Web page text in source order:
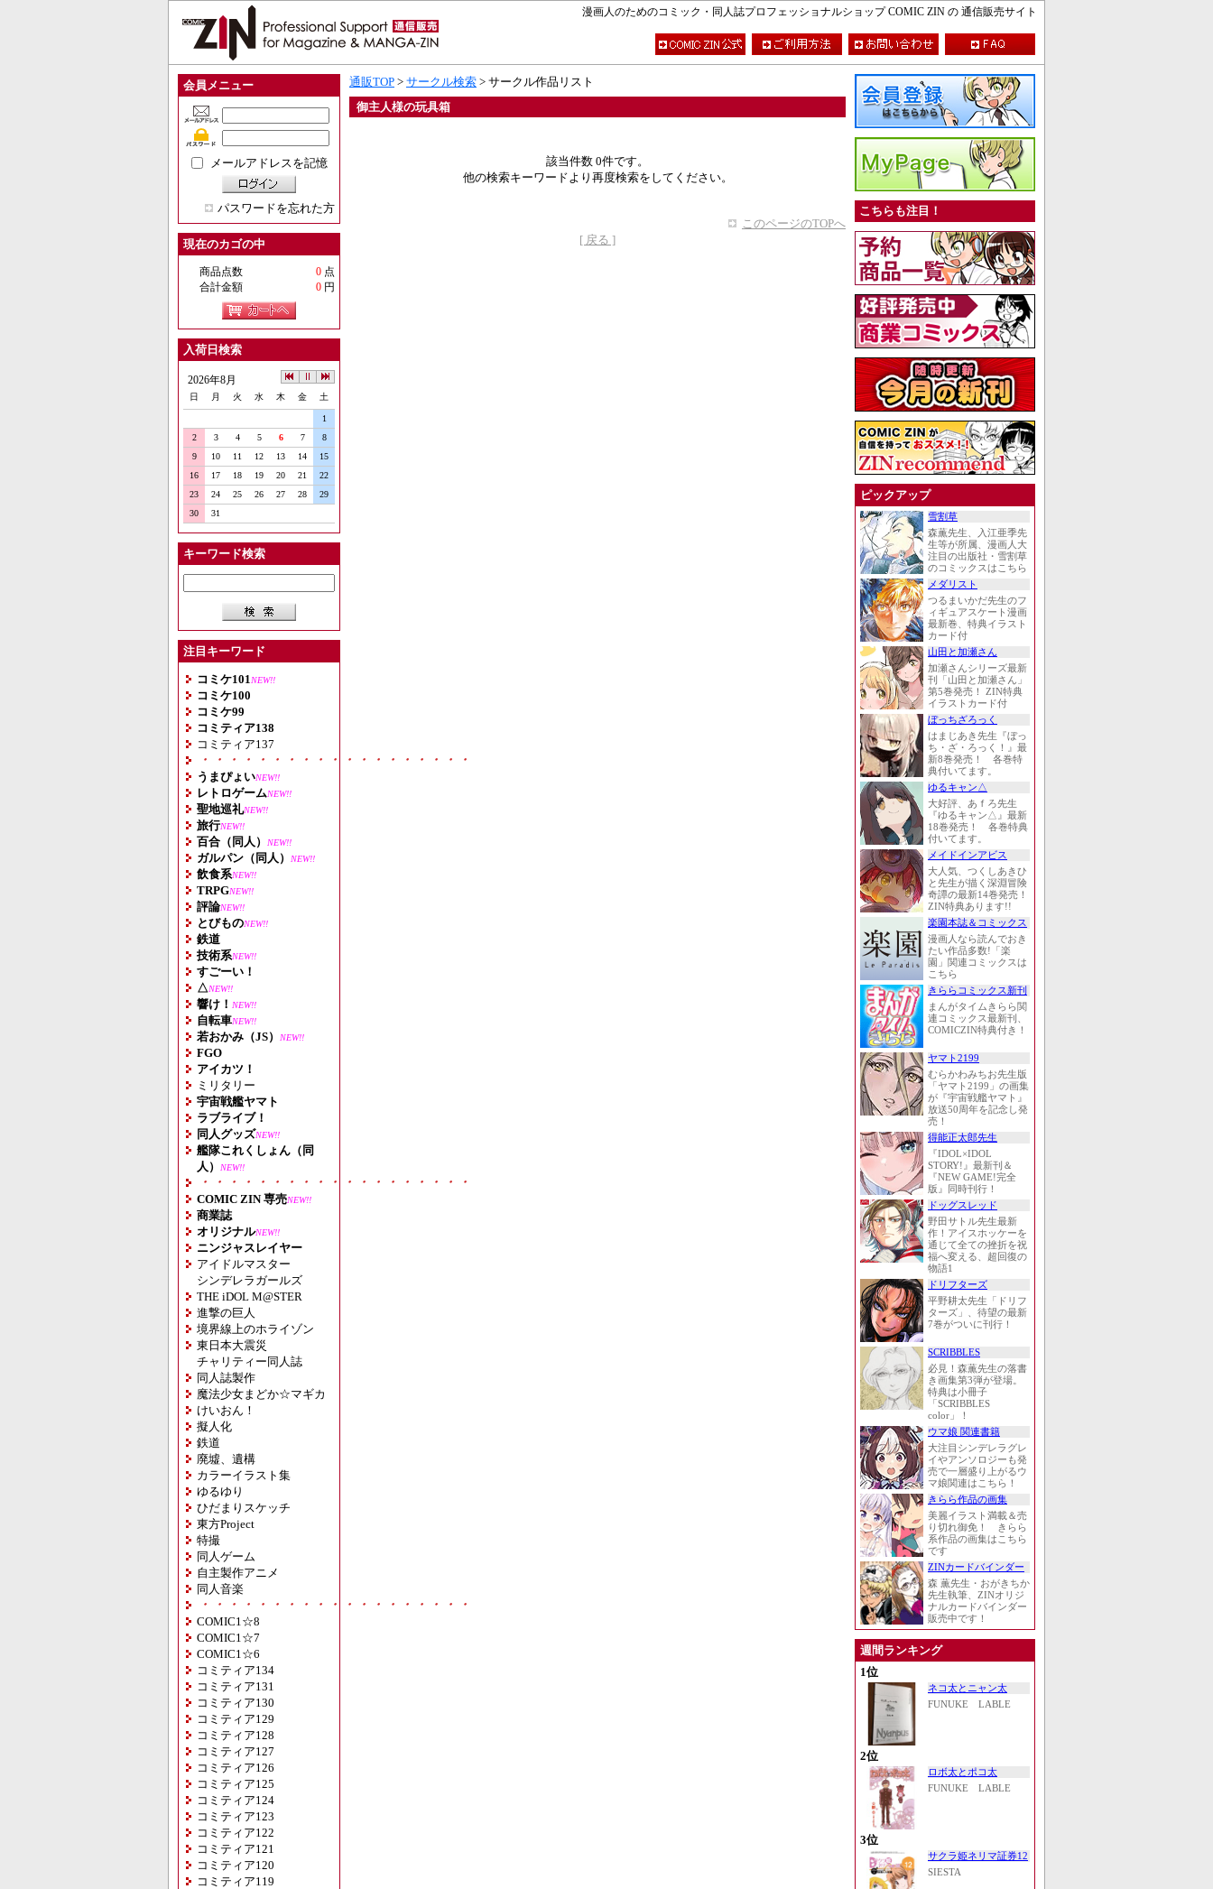
漫画人のためのコミック・同人誌プロフェッショナルショップ COMIC ZIN の 通信販売サイト
会員メニュー
メールアドレスを記憶
パスワードを忘れた方
現在のカゴの中
商品点数 0 点
合計金額
0 円
入荷日検索
2026年8月
日 月 火 水 木 金 土
1
2
3 4 5 6 7
8
9
10 11 12 13 14
15
16
17 18 19 20 21
22
23
24 25 26 27 28
29
30
31
キーワード検索
注目キーワード
コミケ101 NEW!!
コミケ100
コミケ99
コミティア138
コミティア137
・・・・・・・・・・・・・・・・・・・
うまぴょいNEW!!
レトロゲームNEW!!
聖地巡礼NEW!!
旅行NEW!!
百合（同人） NEW!!
ガルパン（同人） NEW!!
飲食系NEW!!
TRPGNEW!!
評論NEW!!
とびものNEW!!
鉄道
技術系NEW!!
すごーい！
△NEW!!
響け！ NEW!!
自転車NEW!!
若おかみ（JS） NEW!!
FGO
アイカツ！
ミリタリー
宇宙戦艦ヤマト
ラブライブ！
同人グッズNEW!!
艦隊これくしょん（同
人）
NEW!!
・・・・・・・・・・・・・・・・・・・
COMIC ZIN 専売NEW!!
商業誌
オリジナルNEW!!
ニンジャスレイヤー
アイドルマスター
シンデレラガールズ
THE iDOL M@STER
進撃の巨人
境界線上のホライゾン
東日本大震災
チャリティー同人誌
同人誌製作
魔法少女まどか☆マギカ
けいおん！
擬人化
鉄道
廃墟、遺構
カラーイラスト集
ゆるゆり
ひだまりスケッチ
東方Project
特撮
同人ゲーム
自主製作アニメ
同人音楽
・・・・・・・・・・・・・・・・・・・
COMIC1☆8
COMIC1☆7
COMIC1☆6
コミティア134
コミティア131
コミティア130
コミティア129
コミティア128
コミティア127
コミティア126
コミティア125
コミティア124
コミティア123
コミティア122
コミティア121
コミティア120
コミティア119
通販TOP > サークル検索 > サークル作品リスト
御主人様の玩具箱
該当件数 0件です。
他の検索キーワードより再度検索をしてください。
このページのTOPへ
[ 戻る ]
こちらも注目！
ピックアップ
雪割草
森薫先生、入江亜季先
生等が所属、漫画人大
注目の出版社・雪割草
のコミックスはこちら
メダリスト
つるまいかだ先生のフ
ィギュアスケート漫画
最新巻、特典イラスト
カード付
山田と加瀬さん
加瀬さんシリーズ最新
刊「山田と加瀬さん」
第5巻発売！ ZIN特典
イラストカード付
ぼっちざろっく
はまじあき先生『ぼっ
ち・ざ・ろっく！』最
新8巻発売！ 各巻特
典付いてます。
ゆるキャン△
大好評、あｆろ先生
『ゆるキャン△』最新
18巻発売！ 各巻特典
付いてます。
メイドインアビス
大人気、つくしあきひ
と先生が描く深淵冒険
奇譚の最新14巻発売！
ZIN特典あります!!
楽園本誌＆コミックス
漫画人なら読んでおき
たい作品多数!「楽
園」関連コミックスは
こちら
きららコミックス新刊
まんがタイムきらら関
連コミックス最新刊、
COMICZIN特典付き！
ヤマト2199
むらかわみちお先生版
「ヤマト2199」の画集
が『宇宙戦艦ヤマト』
放送50周年を記念し発
売！
得能正太郎先生
『IDOL×IDOL
STORY!』最新刊＆
『NEW GAME!完全
版』同時刊行！
ドッグスレッド
野田サトル先生最新
作！アイスホッケーを
通じて全ての挫折を祝
福へ変える、超回復の
物語1
ドリフターズ
平野耕太先生「ドリフ
ターズ」、待望の最新
7巻がついに刊行！
SCRIBBLES
必見！森薫先生の落書
き画集第3弾が登場。
特典は小冊子
「SCRIBBLES
color」！
ウマ娘 関連書籍
大注目シンデレラグレ
イやアンソロジーも発
売で一層盛り上がるウ
マ娘関連はこちら！
きらら作品の画集
美麗イラスト満載＆売
り切れ御免！ きらら
系作品の画集はこちら
です
ZINカードバインダー
森 薫先生・おがきちか
先生執筆、ZINオリジ
ナルカードバインダー
販売中です！
週間ランキング
1位
ネコ太とニャン太
FUNUKE LABLE
2位
ロボ太とポコ太
FUNUKE LABLE
3位
サクラ姫ネリマ証券12
SIESTA